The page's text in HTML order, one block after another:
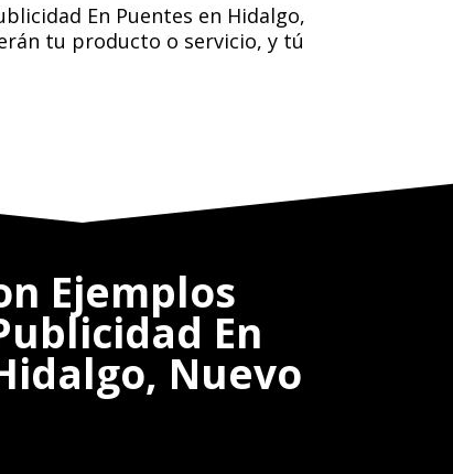
En Puentes en Hidalgo,
tu producto o servicio, y tú
Ejemplos
En
Nuevo